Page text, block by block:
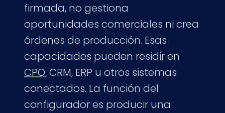
firmada, no gestiona
oportunidades comerciales ni crea
órdenes de producción. Esas
capacidades pueden residir en
CPQ, CRM, ERP u otros sistemas
conectados. La función del
configurador es producir una